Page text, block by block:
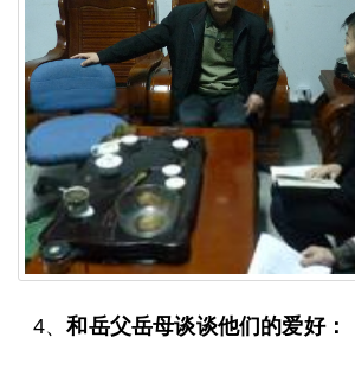
4、和岳父岳母谈谈他们的爱好：